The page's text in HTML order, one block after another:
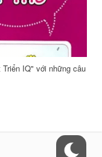
IQ" với những câu